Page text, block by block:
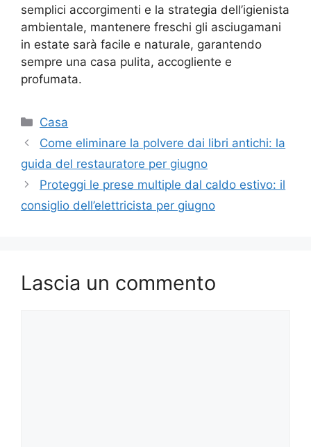
semplici accorgimenti e la strategia dell’igienista
ambientale, mantenere freschi gli asciugamani
in estate sarà facile e naturale, garantendo
sempre una casa pulita, accogliente e
profumata.
Categorie
Casa
Come eliminare la polvere dai libri antichi: la
guida del restauratore per giugno
Proteggi le prese multiple dal caldo estivo: il
consiglio dell’elettricista per giugno
Lascia un commento